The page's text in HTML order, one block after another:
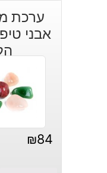
ערכת
אבני
₪84